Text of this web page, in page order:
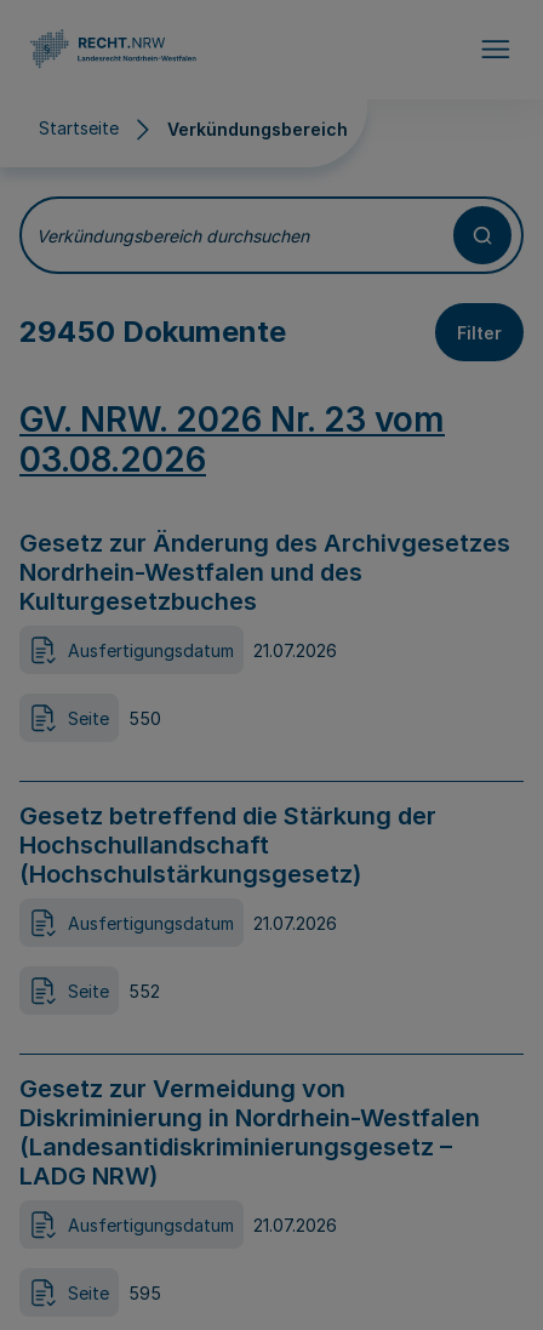
Startseite Verkündungsbereich
Verkündungsbereich
Verkündungsbereich durchsuchen
29450 Dokumente Filter
GV. NRW. 2026 Nr. 23 vom
03.08.2026
Gesetz zur Änderung des Archivgesetzes
Nordrhein-Westfalen und des
Kulturgesetzbuches
Ausfertigungsdatum 21.07.2026
Seite 550
Gesetz betreffend die Stärkung der
Hochschullandschaft
(Hochschulstärkungsgesetz)
Ausfertigungsdatum 21.07.2026
Seite 552
Gesetz zur Vermeidung von
Diskriminierung in Nordrhein-Westfalen
(Landesantidiskriminierungsgesetz –
LADG NRW)
Ausfertigungsdatum 21.07.2026
Seite 595